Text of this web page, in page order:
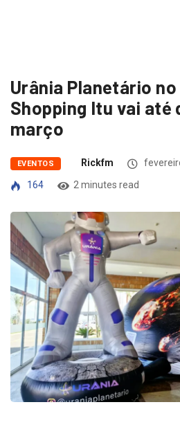
Urânia Planetário no
Shopping Itu vai até
março
EVENTOS Rickfm
164
2 minutes read